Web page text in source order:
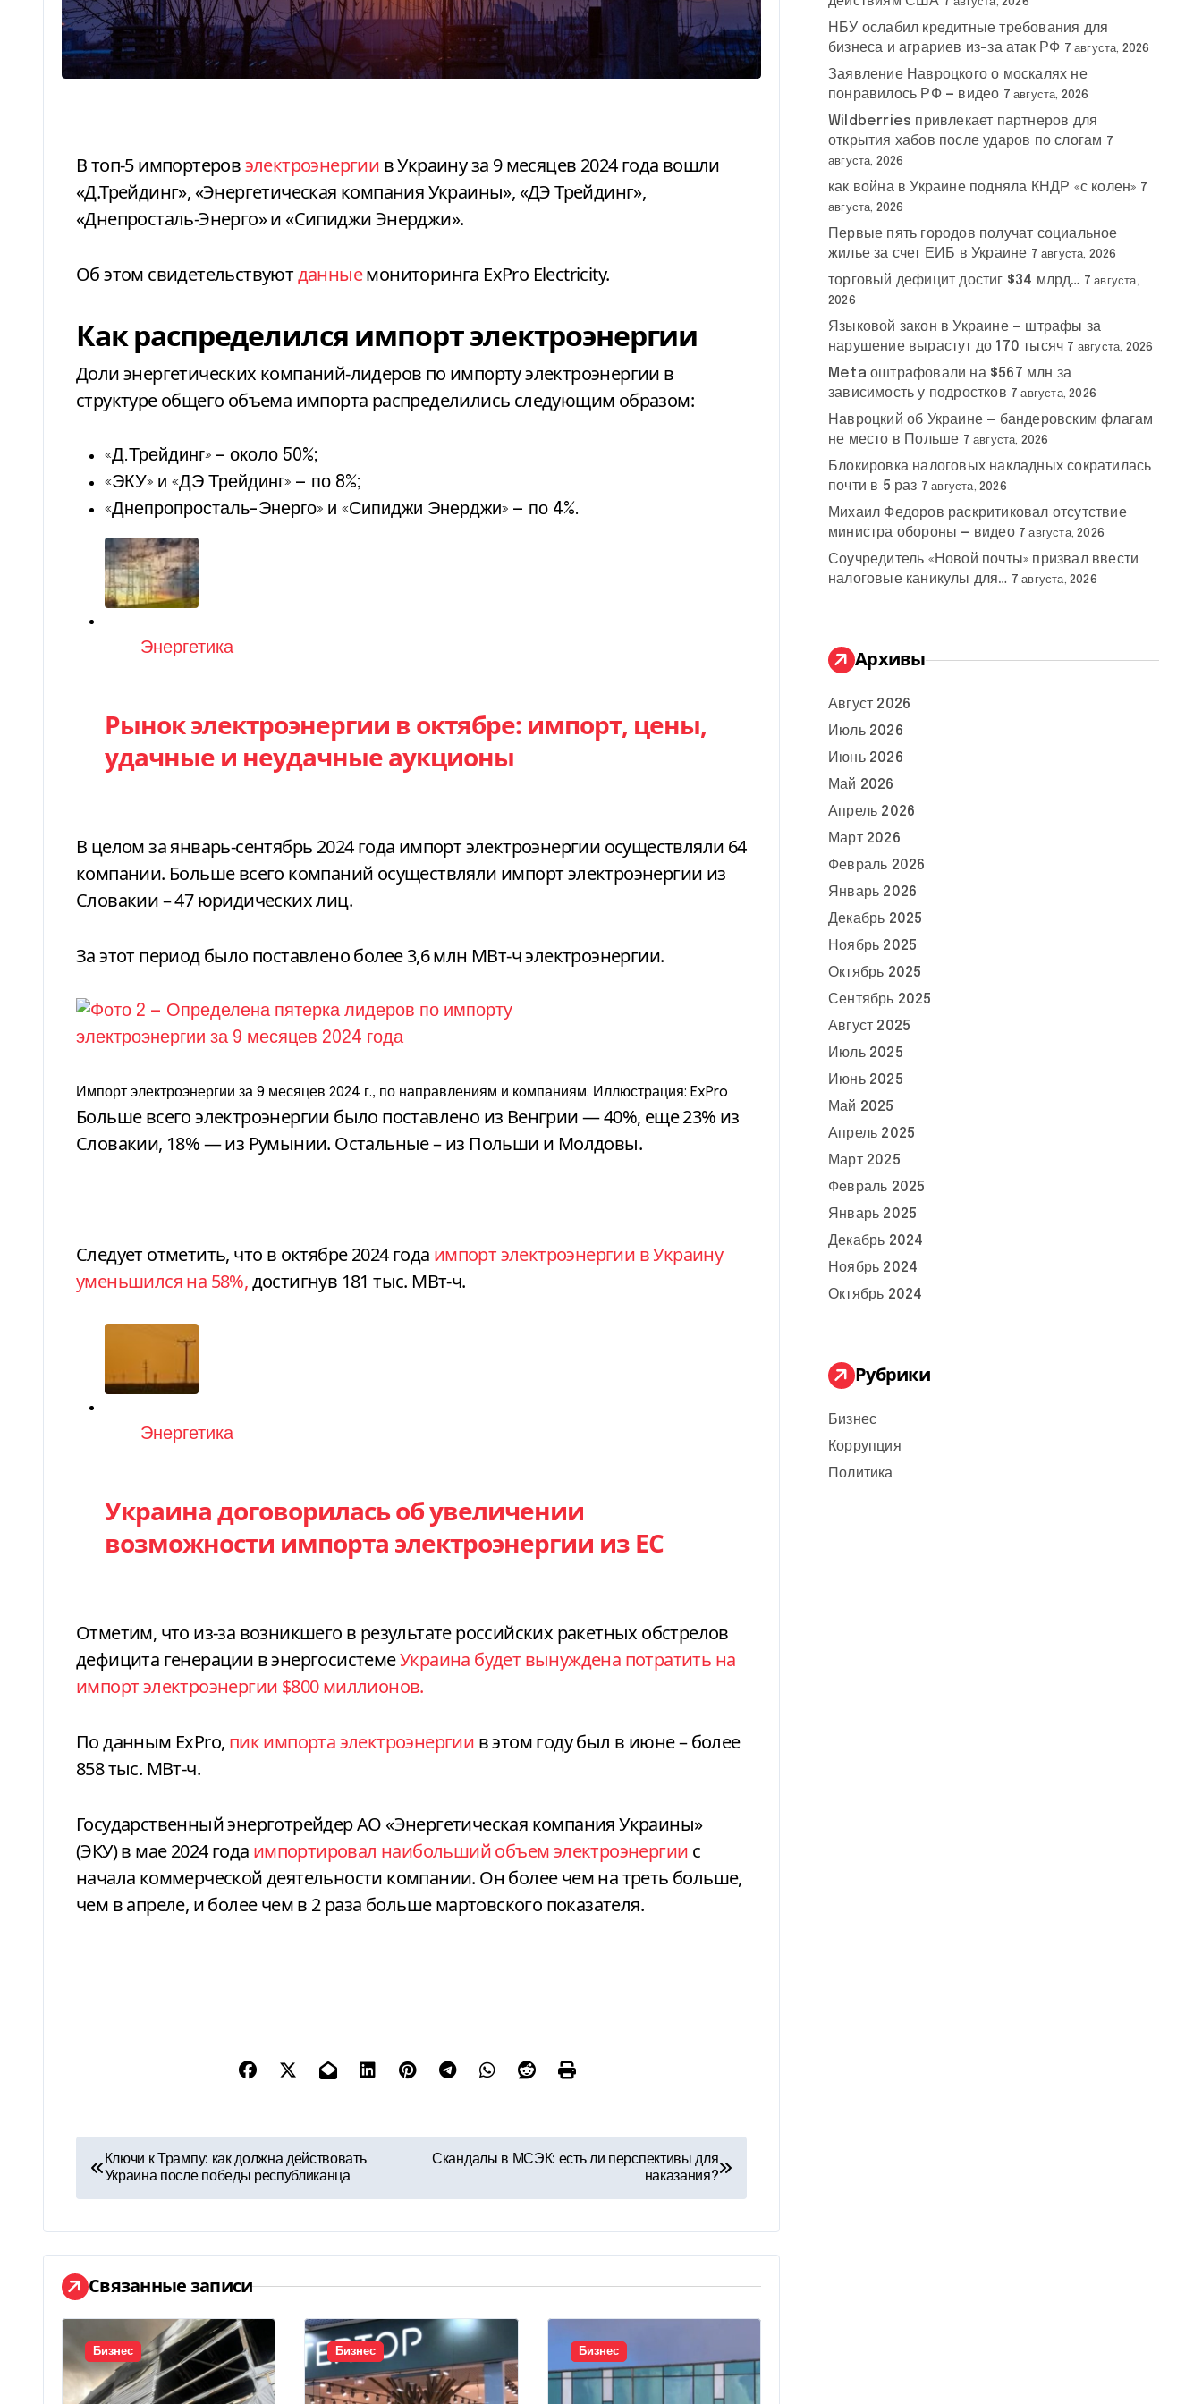
В топ-5 импортеровэлектроэнергии в Украину за 9 месяцев 2024 года вошли
«Д.Трейдинг», «Энергетическая компания Украины», «ДЭ Трейдинг»,
«Днепросталь-Энерго» и «Сипиджи Энерджи».
Об этом свидетельствуютданныемониторинга ExPro Electricity.
Как распределился импорт электроэнергии
Доли энергетических компаний-лидеров по импорту электроэнергии в
структуре общего объема импорта распределились следующим образом:
«Д.Трейдинг» – около 50%;
«ЭКУ» и «ДЭ Трейдинг» — по 8%;
«Днепропросталь-Энерго» и «Сипиджи Энерджи» — по 4%.
Категория
Энергетика
Рынок электроэнергии в октябре: импорт, цены,
удачные и неудачные аукционы
В целом за январь-сентябрь 2024 года импорт электроэнергии осуществляли 64
компании. Больше всего компаний осуществляли импорт электроэнергии из
Словакии – 47 юридических лиц.
За этот период было поставлено более 3,6 млн МВт-ч электроэнергии.
Импорт электроэнергии за 9 месяцев 2024 г., по направлениям и компаниям. Иллюстрация: ExPro
Больше всего электроэнергии было поставлено из Венгрии — 40%, еще 23% из
Словакии, 18% — из Румынии. Остальные – из Польши и Молдовы.
Следует отметить, что в октябре 2024 года импорт электроэнергии в Украину
уменьшился на 58%,достигнув 181 тыс. МВт-ч.
Категория
Энергетика
Украина договорилась об увеличении
возможности импорта электроэнергии из ЕС
Отметим, что из-за возникшего в результате российских ракетных обстрелов
дефицита генерации в энергосистемеУкраина будет вынуждена потратить на
импорт электроэнергии $800 миллионов.
По данным ExPro, пик импорта электроэнергии в этом году был в июне – более
858 тыс. МВт-ч.
Государственный энерготрейдер АО «Энергетическая компания Украины»
(ЭКУ) в мае 2024года импортировал наибольший объем электроэнергии с
начала коммерческой деятельности компании. Он более чем на треть больше,
чем в апреле, и более чем в 2 раза больше мартовского показателя.
Н
а
в
и
г
а
ц
Ключи к Трампу: как должна действовать
Украина после победы республиканца
Скандалы в МСЭК: есть ли перспективы для
наказания?
Связанные записи
Бизнес Бизнес Бизнес
НБУ ослабил кредитные требования для
бизнеса и аграриев из-за атак РФ 7 августа, 2026
Заявление Навроцкого о москалях не
понравилось РФ — видео 7 августа, 2026
Wildberries привлекает партнеров для
открытия хабов после ударов по слогам 7
августа, 2026
как война в Украине подняла КНДР «с колен» 7
августа, 2026
Первые пять городов получат социальное
жилье за счет ЕИБ в Украине 7 августа, 2026
торговый дефицит достиг $34 млрд… 7 августа,
2026
Языковой закон в Украине — штрафы за
нарушение вырастут до 170 тысяч 7 августа, 2026
Meta оштрафовали на $567 млн за
зависимость у подростков 7 августа, 2026
Навроцкий об Украине — бандеровским флагам
не место в Польше 7 августа, 2026
Блокировка налоговых накладных сократилась
почти в 5 раз 7 августа, 2026
Михаил Федоров раскритиковал отсутствие
министра обороны — видео 7 августа, 2026
Соучредитель «Новой почты» призвал ввести
налоговые каникулы для… 7 августа, 2026
Архивы
Август 2026
Июль 2026
Июнь 2026
Май 2026
Апрель 2026
Март 2026
Февраль 2026
Январь 2026
Декабрь 2025
Ноябрь 2025
Октябрь 2025
Сентябрь 2025
Август 2025
Июль 2025
Июнь 2025
Май 2025
Апрель 2025
Март 2025
Февраль 2025
Январь 2025
Декабрь 2024
Ноябрь 2024
Октябрь 2024
Рубрики
Бизнес
Коррупция
Политика